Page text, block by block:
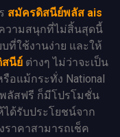
สมัครดิสนีย์พลัส ais
วามสนุกที่ไม่สิ้นสุดนี้
ที่ใช้งานง่าย และให้
นีย์ ต่างๆ ไม่ว่าจะเป็น
รือแม้กระทั่ง National
พลัสฟรี ก็มีโปรโมชั่น
ได้รับประโยชน์จาก
ราคาสามารถเช็ค